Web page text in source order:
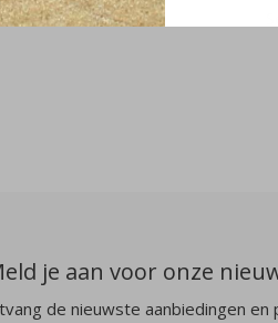
je aan voor onze
de nieuwste aanbiedingen en